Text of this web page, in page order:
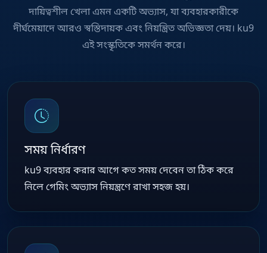
দায়িত্বশীল খেলা এমন একটি অভ্যাস, যা ব্যবহারকারীকে
দীর্ঘমেয়াদে আরও স্বস্তিদায়ক এবং নিয়ন্ত্রিত অভিজ্ঞতা দেয়। ku9
এই সংস্কৃতিকে সমর্থন করে।
সময় নির্ধারণ
ku9 ব্যবহার করার আগে কত সময় দেবেন তা ঠিক করে
নিলে গেমিং অভ্যাস নিয়ন্ত্রণে রাখা সহজ হয়।